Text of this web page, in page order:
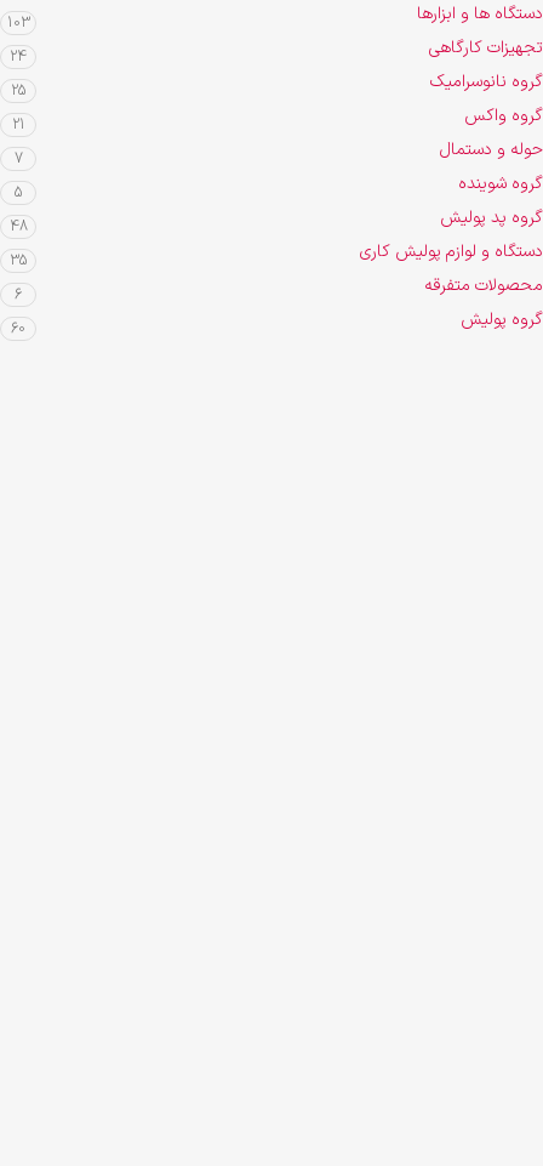
دستگاه ها و ابزارها 103
تجهیزات کارگاهی 24
گروه نانوسرامیک 25
گروه واکس 21
حوله و دستمال 7
گروه شوینده 5
گروه پد پولیش 48
دستگاه و لوازم پولیش کاری 35
محصولات متفرقه 6
گروه پولیش 60